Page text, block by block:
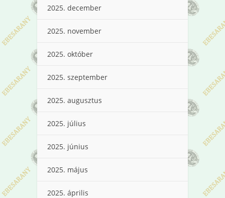
2025. december
2025. november
2025. október
2025. szeptember
2025. augusztus
2025. július
2025. június
2025. május
2025. április